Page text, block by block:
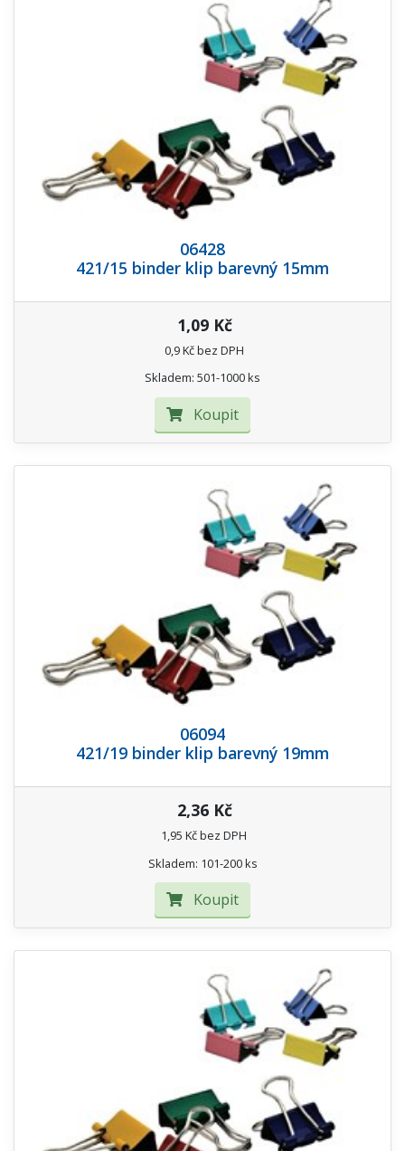
06428
421/15 binder klip barevný 15mm
1,09 Kč
0,9 Kč bez DPH
Skladem: 501-1000 ks
Koupit
06094
421/19 binder klip barevný 19mm
2,36 Kč
1,95 Kč bez DPH
Skladem: 101-200 ks
Koupit